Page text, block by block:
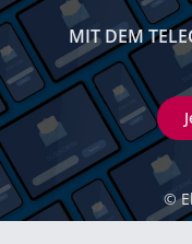
MIT DEM
©